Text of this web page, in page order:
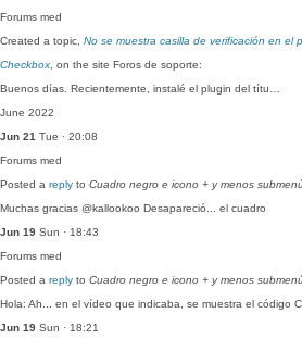
Forums med
Created a topic, No se muestra casilla de verificación en el
Checkbox , on the site Foros de soporte:
Buenos días. Recientemente, instalé el plugin del títu…
June 2022
Jun 21 Tue · 20:08
Forums med
Posted a reply to Cuadro negro e icono + y menos
Muchas gracias @kallookoo Desapareció... el cuadro
Jun 19 Sun · 18:43
Forums med
Posted a reply to Cuadro negro e icono + y menos
Hola: Ah... en el vídeo que indicaba, se muestra el código
Jun 19 Sun · 18:21